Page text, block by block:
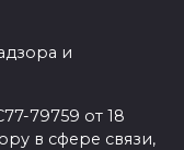
и
79759 от 18
в сфере связи,